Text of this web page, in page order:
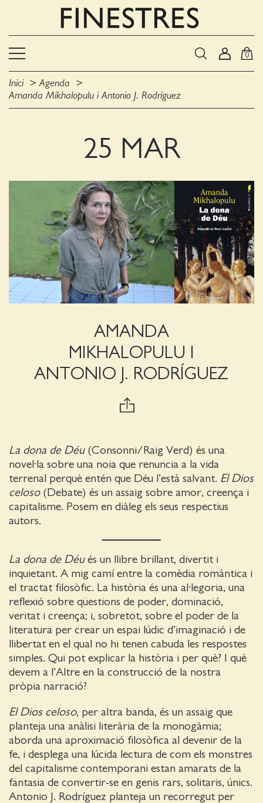
0
Inici
Agenda
Amanda Mikhalopulu i Antonio J. Rodríguez
25 MAR
AMANDA
MIKHALOPULU I
ANTONIO J. RODRÍGUEZ
La dona de Déu(Consonni/Raig Verd) és una
novel·la sobre una noia que renuncia a la vida
terrenal perquè entén que Déu l’està salvant. El Dios
celoso(Debate) és un assaig sobre amor, creença i
capitalisme. Posem en diàleg els seus respectius
autors.
La dona de Déués un llibre brillant, divertit i
inquietant. A mig camí entre la comèdia romàntica i
el tractat filosòfic. La història és una al·legoria, una
reflexió sobre qüestions de poder, dominació,
veritat i creença; i, sobretot, sobre el poder de la
literatura per crear un espai lúdic d’imaginació i de
llibertat en el qual no hi tenen cabuda les respostes
simples. Qui pot explicar la història i per què? I què
devem a l’Altre en la construcció de la nostra
pròpia narració?
El Dios celoso, per altra banda, és un assaig que
planteja una anàlisi literària de la monogàmia;
aborda una aproximació filosòfica al devenir de la
fe, i desplega una lúcida lectura de com els monstres
del capitalisme contemporani estan amarats de la
fantasia de convertir-se en genis rars, solitaris, únics.
Antonio J. Rodríguez planteja un recorregut per